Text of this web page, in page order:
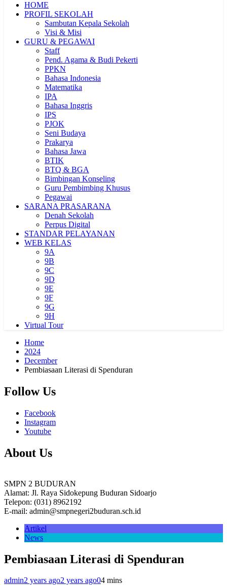
HOME
PROFIL SEKOLAH
Sambutan Kepala Sekolah
Visi & Misi
GURU & PEGAWAI
Staff
Pend. Agama & Budi Pekerti
PPKN
Bahasa Indonesia
Matematika
IPA
Bahasa Inggris
IPS
PJOK
Seni Budaya
Prakarya
Bahasa Jawa
BTIK
BTQ & BGA
Bimbingan Konseling
Guru Pembimbing Khusus
Pegawai
SARANA PRASARANA
Denah Sekolah
Perpus Digital
STANDAR PELAYANAN
WEB KELAS
9A
9B
9C
9D
9E
9F
9G
9H
Virtual Tour
Home
2024
December
Pembiasaan Literasi di Spenduran
Follow Us
Facebook
Instagram
Youtube
About Us
SMPN 2 BUDURAN
Alamat: Jl. Raya Sidokepung Buduran Sidoarjo
Telepon: (031) 8962192
E-mail: admin@smpnegeri2buduran.sch.id
Artikel
News
Pembiasaan Literasi di Spenduran
admin2 years ago2 years ago04 mins